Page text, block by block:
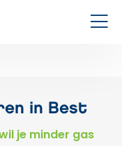
in Best
je minder gas